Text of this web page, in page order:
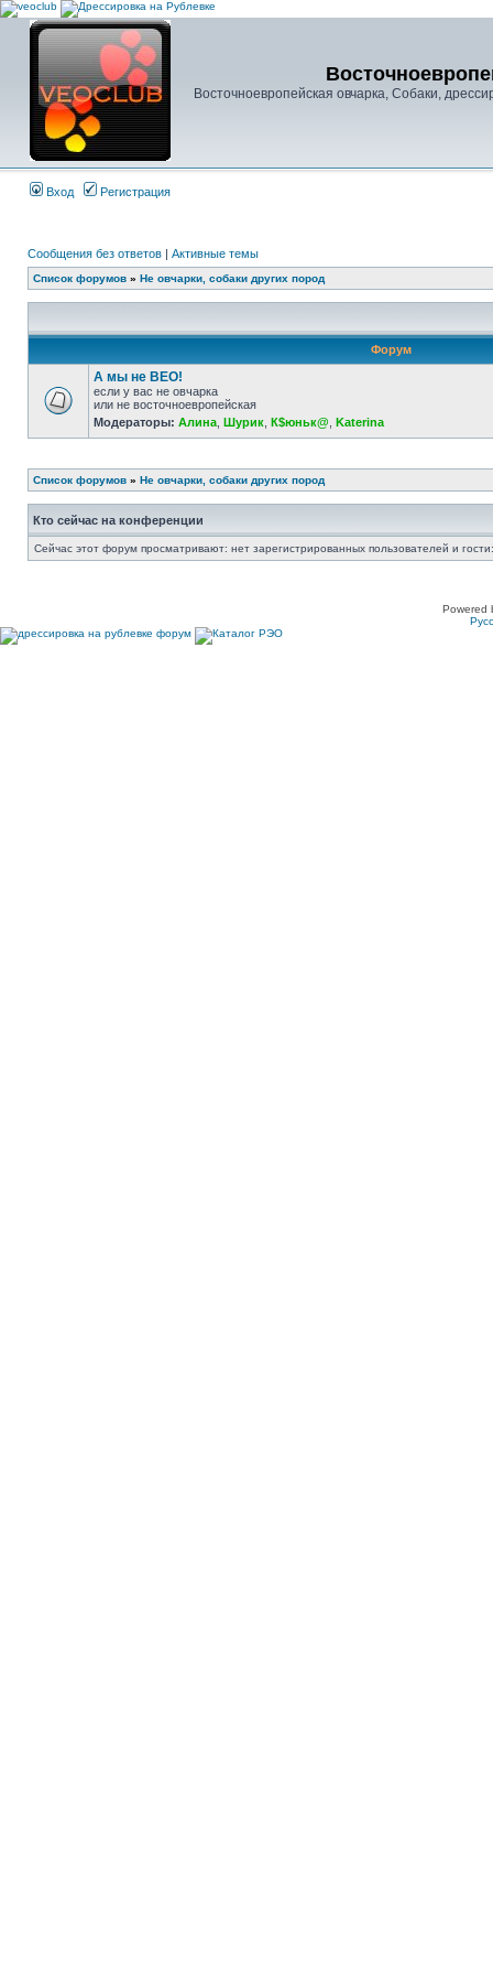
Восточноевропейская овчарка, Собаки,
Вход Регистрация
Сообщения без ответов | Активные темы
Список форумов » Не овчарки, собаки других пород
Форум
А мы не ВЕО!
если у вас не овчарка
или не восточноевропейская
Модераторы: Алина Шурик К$юньк@ Katerina
Список форумов » Не овчарки, собаки других пород
Кто сейчас на конференции
Сейчас этот форум просматривают: нет зарегистрированных пользователей и
Powered